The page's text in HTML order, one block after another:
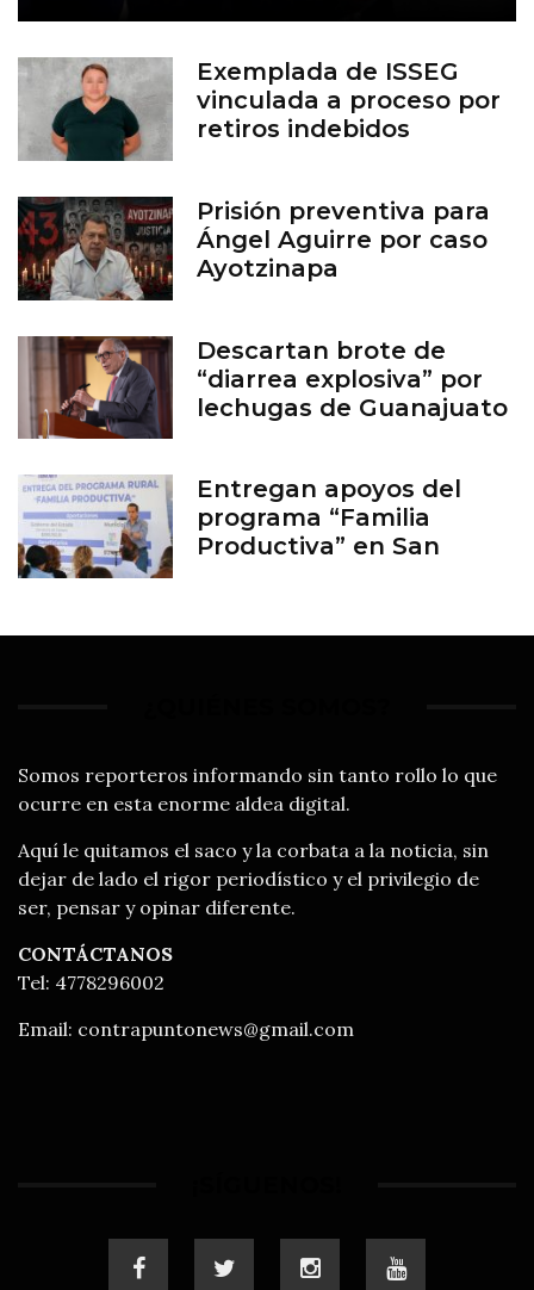
Exemplada de ISSEG
vinculada a proceso por
retiros indebidos
Prisión preventiva para
Ángel Aguirre por caso
Ayotzinapa
Descartan brote de
“diarrea explosiva” por
lechugas de Guanajuato
Entregan apoyos del
programa “Familia
Productiva” en San
Somos reporteros informando sin tanto rollo lo que
ocurre en esta enorme aldea digital.
Aquí le quitamos el saco y la corbata a la noticia, sin
dejar de lado el rigor periodístico y el privilegio de
ser, pensar y opinar diferente.
CONTÁCTANOS
Tel: 4778296002
Email: contrapuntonews@gmail.com